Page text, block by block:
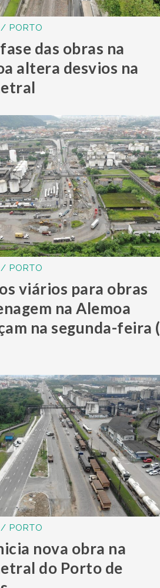
PORTO
das obras na
altera desvios na
PORTO
viários para obras
na Alemoa
na segunda-feira (
PORTO
nova obra na
do Porto de